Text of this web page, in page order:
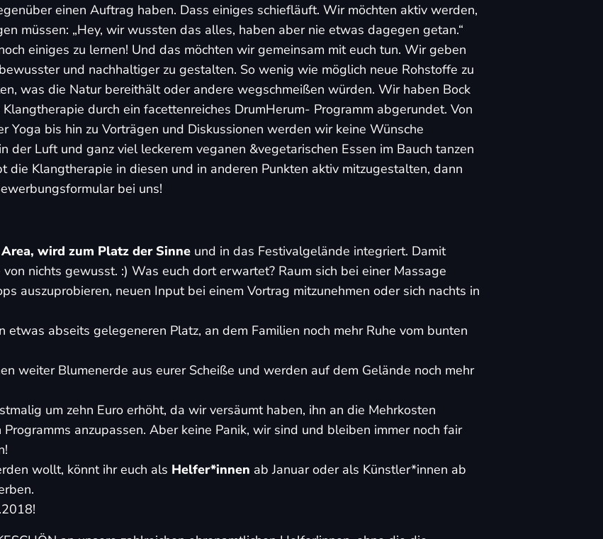
einen Auftrag haben. Dass einiges schiefläuft. Wir möchten aktiv werden,
müssen: „Hey, wir wussten das alles, haben aber nie etwas dagegen getan.“
einiges zu lernen! Und das möchten wir gemeinsam mit euch tun. Wir geben
und nachhaltiger zu gestalten. So wenig wie möglich neue Rohstoffe zu
was die Natur bereithält oder andere wegschmeißen würden. Wir haben Bock
durch ein facettenreiches DrumHerum- Programm abgerundet. Von
Yoga bis hin zu Vorträgen und Diskussionen werden wir keine Wünsche
der Luft und ganz viel leckerem veganen &vegetarischen Essen im Bauch tanzen
die Klangtherapie in diesen und in anderen Punkten aktiv mitzugestalten, dann
bei uns!
wird zum Platz der Sinne und in das Festivalgelände integriert. Damit
nichts gewusst. :) Was euch dort erwartet? Raum sich bei einer Massage
auszuprobieren, neuen Input bei einem Vortrag mitzunehmen oder sich nachts in
etwas abseits gelegeneren Platz, an dem Familien noch mehr Ruhe vom bunten
weiter Blumenerde aus eurer Scheiße und werden auf dem Gelände noch mehr
um zehn Euro erhöht, da wir versäumt haben, ihn an die Mehrkosten
anzupassen. Aber keine Panik, wir sind und bleiben immer noch fair
wollt, könnt ihr euch als Helfer*innen ab Januar oder als Künstler*innen ab
.